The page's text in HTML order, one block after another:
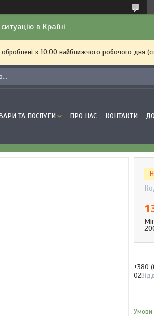
в Країні
з 10:00 найближчого робочого дня
ТА ПОСЛУГИ ПРО НАС КОНТАКТИ
+380
02